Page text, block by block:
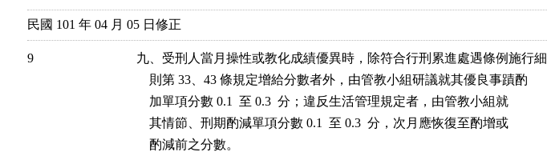
民國 101 年 04 月 05 日修正
9
九、受刑人當月操性或教化成績優異時，除符合行刑累進處遇條例施行細
    則第 33、43 條規定增給分數者外，由管教小組研議就其優良事蹟酌
    加單項分數 0.1  至 0.3  分；違反生活管理規定者，由管教小組就
    其情節、刑期酌減單項分數 0.1  至 0.3  分，次月應恢復至酌增或
    酌減前之分數。